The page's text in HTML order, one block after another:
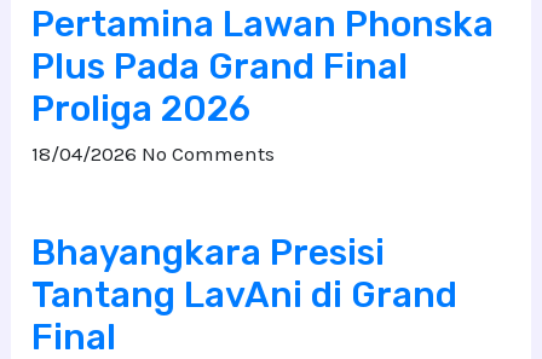
Pertamina Lawan Phonska
Plus Pada Grand Final
Proliga 2026
18/04/2026 No Comments
Bhayangkara Presisi
Tantang LavAni di Grand
Final